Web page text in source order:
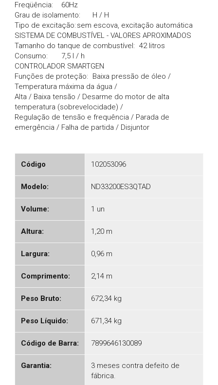
Freqüência:
60Hz
Grau de isolamento:
H / H
Tipo de excitação: sem escova, excitação automática
SISTEMA DE COMBUSTÍVEL - VALORES APROXIMADOS
Tamanho do tanque de combustível: 42 litros
Consumo:
7,5 l / h
CONTROLADOR SMARTGEN
Funções de proteção:
Baixa pressão de óleo /
Temperatura máxima da água /
Alta / Baixa tensão / Desarme do motor de alta
temperatura (sobrevelocidade) /
Regulação de tensão e frequência / Parada de
emergência / Falha de partida / Disjuntor
Código 102053096
Modelo: ND33200ES3QTAD
Volume: 1 un
Altura: 1,20 m
Largura: 0,96 m
Comprimento: 2,14 m
Peso Bruto: 672,34 kg
Peso Líquido: 671,34 kg
Código de Barra: 7899646130089
Garantia:
3 meses contra defeito de
fábrica.